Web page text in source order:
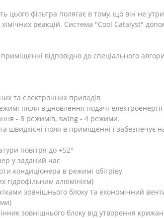
фільтра полягає в тому, що він не
реакцій. Система "Cool Catalyst"
відповідно до спеціального
та електронних приладів
після відновлення подачі електроенергії
- 8 режимів, swing - 4 режими.
швидкісні поля в приміщенні і забезпечує
повітря до +52°
у заданий час
кондиціонера в режимі обігріву
гідрофільним алюмінієм)
зовнішнього блоку та економічний
зовнішнього блоку від утворення